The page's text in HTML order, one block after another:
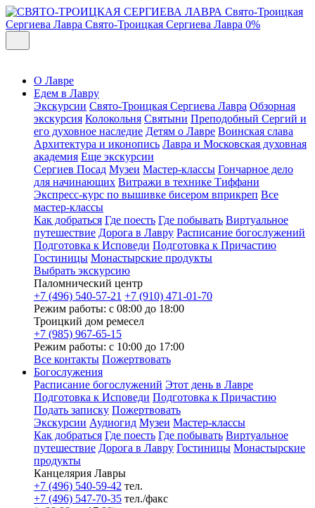
Свято-Троицкая
Сергиева Лавра Свято-Троицкая Сергиева Лавра 0%
О Лавре
Едем в Лавру
Экскурсии Свято-Троицкая Сергиева Лавра Обзорная
экскурсия Колокольня Святыни Преподобный Сергий и
его духовное наследие Детям о Лавре Воинская слава
Архитектура и иконопись Лавра и Московская духовная
академия Еще экскурсии
Сергиев Посад Музеи Мастер-классы Гончарное дело
для начинающих Витражи в технике Тиффани
Экспресс-курс по вышивке бисером вприкреп Все
мастер-классы
Как добраться Где поесть Где побывать Виртуальное
путешествие Дорога в Лавру Расписание богослужений
Подготовка к Исповеди Подготовка к Причастию
Гостиницы Монастырские продукты
Выбрать экскурсию
Паломнический центр
+7 (496) 540-57-21 +7 (910) 471-01-70
Режим работы: с 08:00 до 18:00
Троицкий дом ремесел
+7 (985) 967-65-15
Режим работы: с 10:00 до 17:00
Все контакты Пожертвовать
Богослужения
Расписание богослужений Этот день в Лавре
Подготовка к Исповеди Подготовка к Причастию
Подать записку Пожертвовать
Экскурсии Аудиогид Музеи Мастер-классы
Как добраться Где поесть Где побывать Виртуальное
путешествие Дорога в Лавру Гостиницы Монастырские
продукты
Канцелярия Лавры
+7 (496) 540-59-42 тел.
+7 (496) 547-70-35 тел./факс